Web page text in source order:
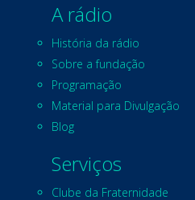
A rádio
História da rádio
Sobre a fundação
Programação
Material para Divulgação
Blog
Serviços
Clube da Fraternidade